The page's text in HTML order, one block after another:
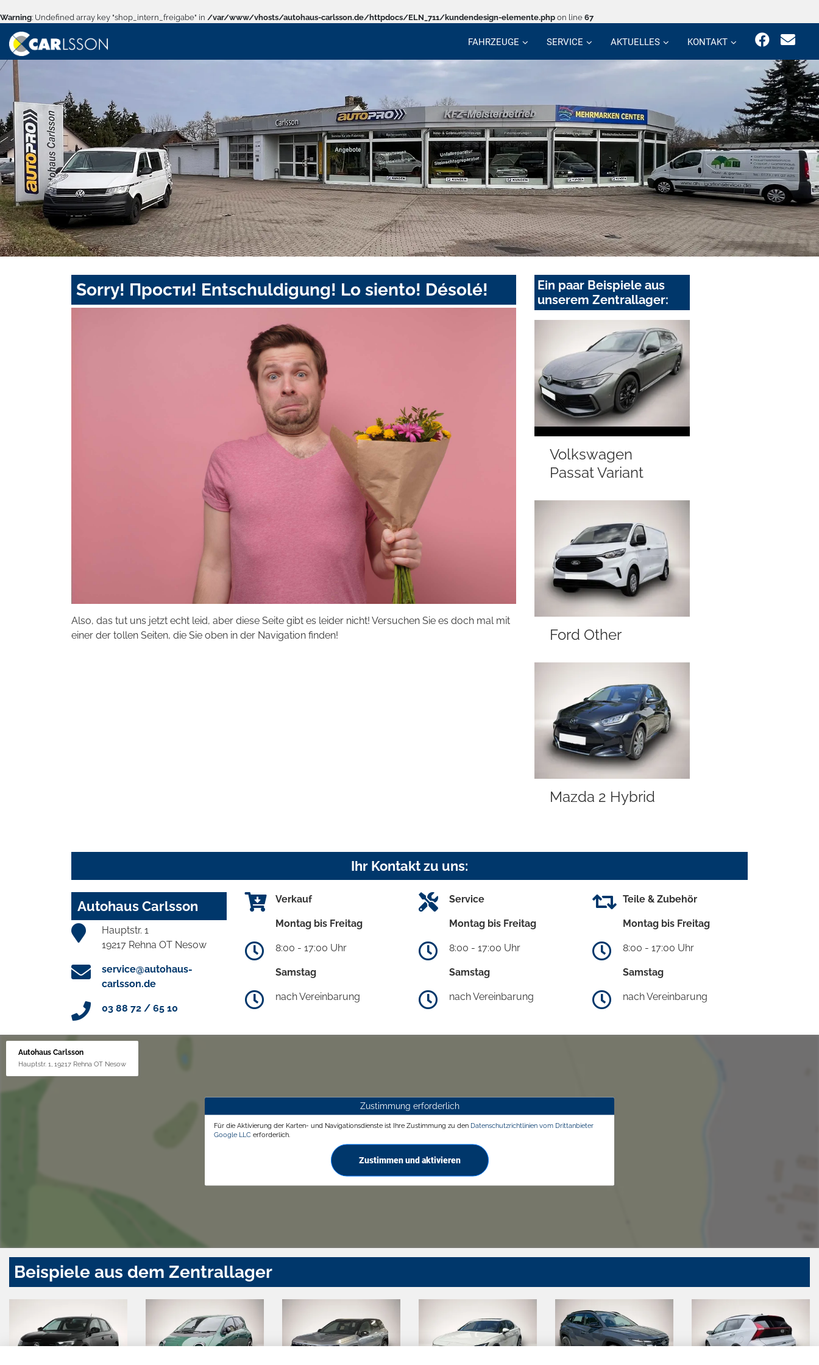
Warning: Undefined array key "shop_intern_freigabe" in /var/www/vhosts/autohaus-carlsson.de/httpdocs/ELN_711/kundendesign-elemente.php on line 67
FAHRZEUGE SERVICE AKTUELLES KONTAKT
Sorry! Прости! Entschuldigung! Lo siento! Désolé!
Also, das tut uns jetzt echt leid, aber diese Seite gibt es leider nicht! Versuchen Sie es doch mal mit
einer der tollen Seiten, die Sie oben in der Navigation finden!
Ein paar Beispiele aus
unserem Zentrallager:
Volkswagen
Passat Variant
Ford Other
Mazda 2 Hybrid
Ihr Kontakt zu uns:
Autohaus Carlsson
Hauptstr. 1
19217 Rehna OT Nesow
service@autohaus-
carlsson.de
03 88 72 / 65 10
Verkauf
Montag bis Freitag
8:00 - 17:00 Uhr
Samstag
nach Vereinbarung
Service
Montag bis Freitag
8:00 - 17:00 Uhr
Samstag
nach Vereinbarung
Teile & Zubehör
Montag bis Freitag
8:00 - 17:00 Uhr
Samstag
nach Vereinbarung
Autohaus Carlsson
Hauptstr. 1, 19217 Rehna OT Nesow
Zustimmung erforderlich
Für die Aktivierung der Karten- und Navigationsdienste ist Ihre Zustimmung zu den Datenschutzrichtlinien vom Drittanbieter
Google LLC erforderlich.
Zustimmen und aktivieren
Beispiele aus dem Zentrallager